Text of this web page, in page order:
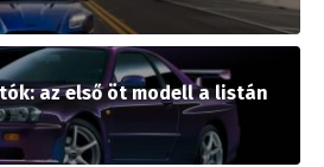
az első öt modell a listán